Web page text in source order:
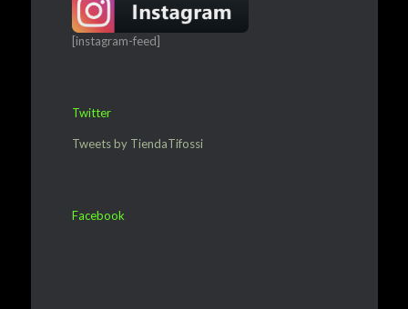
[instagram-feed]
Twitter
Tweets by TiendaTifossi
Facebook